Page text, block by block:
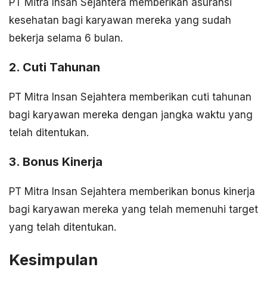
PT Mitra Insan Sejahtera memberikan asuransi
kesehatan bagi karyawan mereka yang sudah
bekerja selama 6 bulan.
2. Cuti Tahunan
PT Mitra Insan Sejahtera memberikan cuti tahunan
bagi karyawan mereka dengan jangka waktu yang
telah ditentukan.
3. Bonus Kinerja
PT Mitra Insan Sejahtera memberikan bonus kinerja
bagi karyawan mereka yang telah memenuhi target
yang telah ditentukan.
Kesimpulan